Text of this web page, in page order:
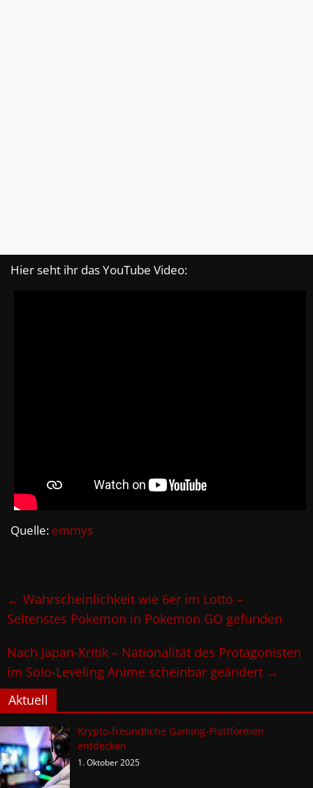
Hier seht ihr das YouTube Video:
Quelle: emmys
← Wahrscheinlichkeit wie 6er im Lotto –
Seltenstes Pokemon in Pokemon GO gefunden
Nach Japan-Kritik – Nationalität des Protagonisten
im Solo-Leveling Anime scheinbar geändert →
Aktuell
Krypto-freundliche Gaming-Plattformen
entdecken
1. Oktober 2025